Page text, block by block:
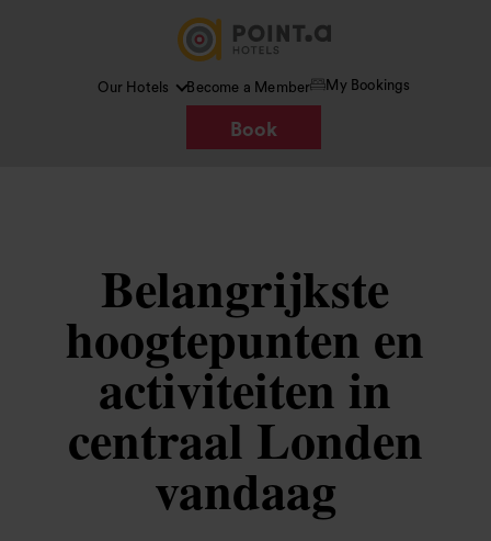
Our Hotels Become a Member My Bookings
Book
Belangrijkste
hoogtepunten en
activiteiten in
centraal Londen
vandaag